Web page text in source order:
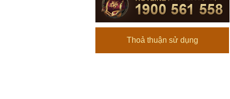
Thoả thuận sử dụng